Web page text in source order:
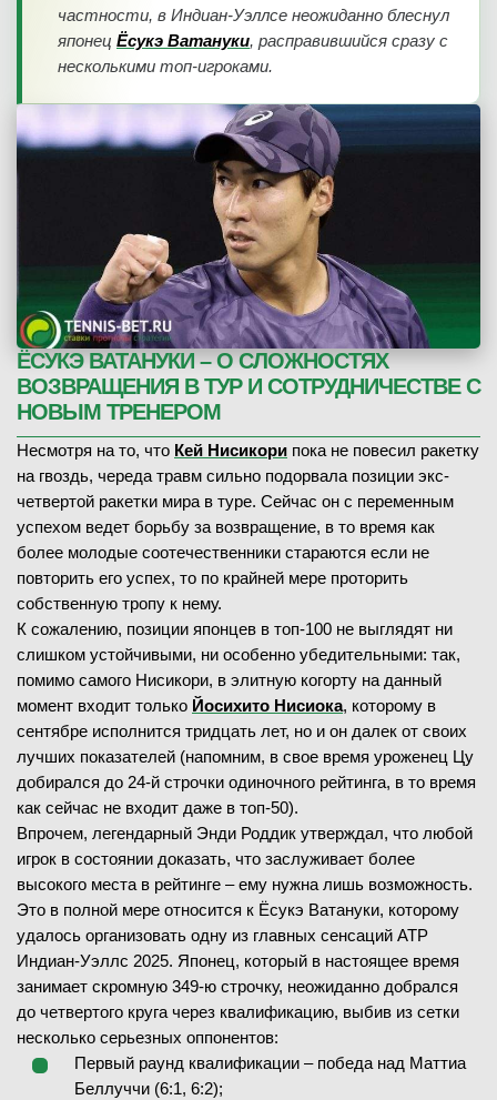
частности, в Индиан-Уэллсе неожиданно блеснул
японец Ёсукэ Ватануки, расправившийся сразу с
несколькими топ-игроками.
ЁСУКЭ ВАТАНУКИ – О СЛОЖНОСТЯХ
ВОЗВРАЩЕНИЯ В ТУР И СОТРУДНИЧЕСТВЕ С
НОВЫМ ТРЕНЕРОМ
Несмотря на то, что Кей Нисикори пока не повесил ракетку
на гвоздь, череда травм сильно подорвала позиции экс-
четвертой ракетки мира в туре. Сейчас он с переменным
успехом ведет борьбу за возвращение, в то время как
более молодые соотечественники стараются если не
повторить его успех, то по крайней мере проторить
собственную тропу к нему.
К сожалению, позиции японцев в топ-100 не выглядят ни
слишком устойчивыми, ни особенно убедительными: так,
помимо самого Нисикори, в элитную когорту на данный
момент входит только Йосихито Нисиока, которому в
сентябре исполнится тридцать лет, но и он далек от своих
лучших показателей (напомним, в свое время уроженец Цу
добирался до 24-й строчки одиночного рейтинга, в то время
как сейчас не входит даже в топ-50).
Впрочем, легендарный Энди Роддик утверждал, что любой
игрок в состоянии доказать, что заслуживает более
высокого места в рейтинге – ему нужна лишь возможность.
Это в полной мере относится к Ёсукэ Ватануки, которому
удалось организовать одну из главных сенсаций ATP
Индиан-Уэллс 2025. Японец, который в настоящее время
занимает скромную 349-ю строчку, неожиданно добрался
до четвертого круга через квалификацию, выбив из сетки
несколько серьезных оппонентов:
Первый раунд квалификации – победа над Маттиа
Беллуччи (6:1, 6:2);